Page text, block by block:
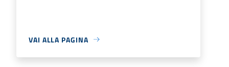
VAI ALLA PAGINA